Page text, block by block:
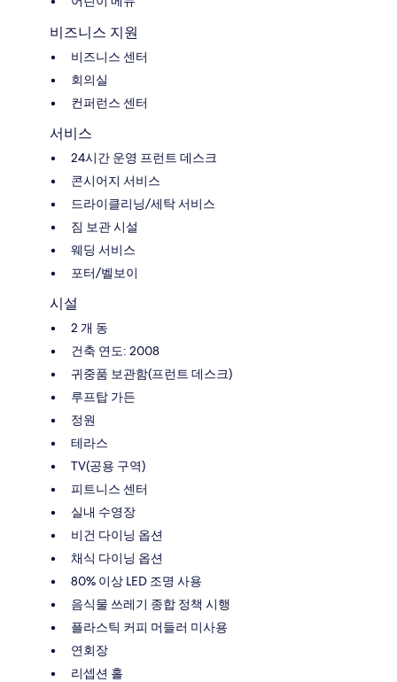
비즈니스 지원
비즈니스 센터
회의실
컨퍼런스 센터
서비스
24시간 운영 프런트 데스크
콘시어지 서비스
드라이클리닝/세탁 서비스
짐 보관 시설
웨딩 서비스
포터/벨보이
시설
2 개 동
건축 연도: 2008
귀중품 보관함(프런트 데스크)
루프탑 가든
정원
테라스
TV(공용 구역)
피트니스 센터
실내 수영장
비건 다이닝 옵션
채식 다이닝 옵션
80% 이상 LED 조명 사용
음식물 쓰레기 종합 정책 시행
플라스틱 커피 머들러 미사용
연회장
리셉션 홀